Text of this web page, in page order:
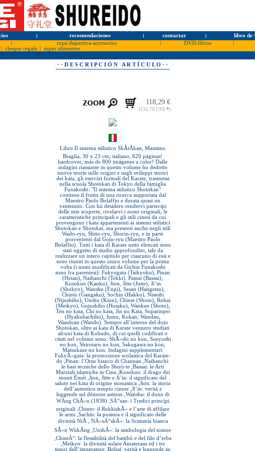
l recomendaciones l contactar l libro de
ropa deportiva-accesorios DVD-libros
cheque regalo
super alimentos
· · D E S C R I P C I Ó N A R T Í C U L O · ·
118,29 €
(135,70 US$ *)
Libro Il sistema stilistico ShÅtÅkan, Massimo
Braglia, 30 x 23 cm, italiano, 620 páginas!
hardcover, más de 800 imágenes a color! Dalle
indagini riassunte in questo volume ho dedotto
nuove teorie sulle origini e sugli sviluppi storici
dei kata, gli esercizi formali del Karate, trasmessi
nella scuola Shotokan di Tokyo della famiglia
Funakoshi. "Il sistema stilistico Shotokan"
contiene il frutto di una ricerca supportata dal
Maestro Paolo Bolaffio e durata quasi un
ventennio. Con lui desidero rendervi partecipi
delle mie scoperte, rivelarvi i nomi originali, le
caratteristiche principali e gli stili cinesi da cui
provengono i kata appartenenti ai sistemi stilistici
Shotokan e Shotokai, ma presenti anche negli stili
Wado-ryu, Shito-ryu, Shorin-ryu, e in parte
provenienti dal Goju-ryu (Maestro Paolo
Bolaffio). Tutti i kata di Karate sotto elencati sono
stati oggetto di studio approfondito, tale da
realizzare un intero capitolo per ciascuno di essi e
sono riuniti in questo unico volume per la prima
volta (i nomi modificati da Gichin Funakoshi
sono fra parentesi): Fukyugata (Taikyoku), Pinan
(Heian), Naihanchi (Tekki), Passai (Bassai),
Kosokun (Kanku), Jion, Jitte (Jutte), Ji’in
(Shokyo), Wanshu (Enpi), Sesan (Hangetsu),
Chinto (Gangaku), Sochin (Hakko), Niseshi
(Nijushiho), Unshu (Kiun), Chinte (Shoin), Rohai
(Meikyo), Gojushiho (Hotaku), Wankan (Shoto),
Ten no kata, Chi no kata, Jin no Kata, Suparinpei
(Hyakuhachiho), Jumu, Kokan, Wandau,
Wanduan (Wando). Sempre all’interno del dojo
Shotokan, oltre ai kata di Karate vennero studiati
alcuni kata di Kobudo, di cui quelli codificati e
citati nel volume sono: ShÅ«shi no kon, Sueyoshi
no kon, Shirotaru no kon, Sakugawa no kon,
Matsukaze no kon. Indagini supplementari:
FukyÅ«gata: la promozione scolastica del Karate-
do ,Pinan: l’Orso bianco di Channan ,Naihanchi:
le basi tecniche dello Shuri-te ,Bassai: le Arti
Marziali islamiche in Cina ,Kosokun: il drago dei
monti Éméi ,Jion, Jitte e Ji’in: il significato del
saluto nei kata di origine monastica ,Jion: la storia
dell’autentico tempio cinese ,Ji’in: verità e
leggende sul démone astioso ,Wanshu: il dono di
WÄng ChÅ«n (1838) ,SÄ“san: i Tredici princìpi
originali ,Chinto: il RokkishÅ« e l’arte di affilare
le armi ,Sachin: la postura e il significato delle
divinità NiÅ , NÄ«sÄ“shÄ«: la Scimmia bianca
SÅ«n WùkÅng ,UnshÅ«: la simbologia del tomoe
,ChintÄ“: la flessibilità del bambù e del filo d’erba
,Meikyo: la divinità solare Amaterasu ed i tre
tesori dell’imperatore ,Rohai: verità e leggende su